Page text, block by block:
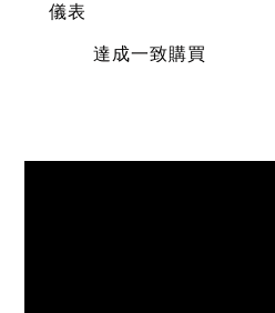
儀表
達成一致購買